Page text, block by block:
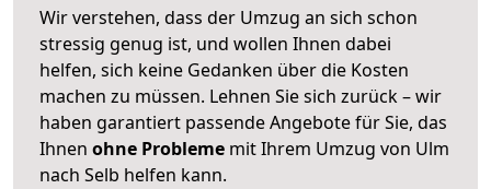
Wir verstehen, dass der Umzug an sich schon
stressig genug ist, und wollen Ihnen dabei
helfen, sich keine Gedanken über die Kosten
machen zu müssen. Lehnen Sie sich zurück – wir
haben garantiert passende Angebote für Sie, das
Ihnen ohne Probleme mit Ihrem Umzug von Ulm
nach Selb helfen kann.